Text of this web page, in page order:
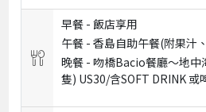
早餐 -飯店享用
午餐 -香島自助午餐(附果汁、
晚餐 -吻橋Bacio餐廳～地中
隻) US30/含SOFT DRINK 或